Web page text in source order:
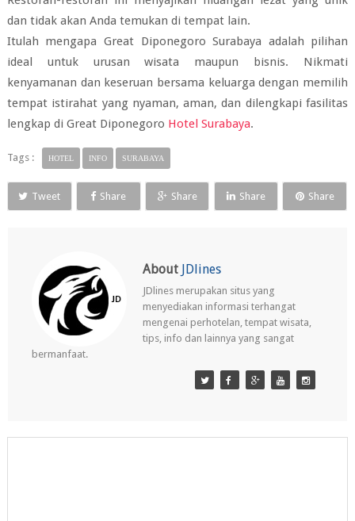
dan tidak akan Anda temukan di tempat lain.
Itulah mengapa Great Diponegoro Surabaya adalah pilihan
ideal untuk urusan wisata maupun bisnis. Nikmati
kenyamanan dan keseruan bersama keluarga dengan memilih
tempat istirahat yang nyaman, aman, dan dilengkapi fasilitas
lengkap di Great Diponegoro Hotel Surabaya.
Tags : HOTEL INFO SURABAYA
Tweet Share Share Share Share
About JDlines
JDlines merupakan situs yang
menyediakan informasi terhangat
mengenai perhotelan, tempat wisata,
tips, info dan lainnya yang sangat
bermanfaat.